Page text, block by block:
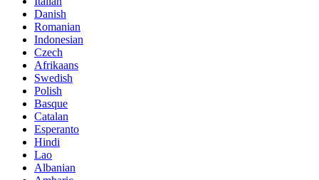
Danish
Romanian
Indonesian
Czech
Afrikaans
Swedish
Polish
Basque
Catalan
Esperanto
Hindi
Lao
Albanian